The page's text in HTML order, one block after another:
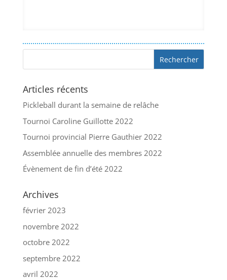
Articles récents
Pickleball durant la semaine de relâche
Tournoi Caroline Guillotte 2022
Tournoi provincial Pierre Gauthier 2022
Assemblée annuelle des membres 2022
Évènement de fin d’été 2022
Archives
février 2023
novembre 2022
octobre 2022
septembre 2022
avril 2022